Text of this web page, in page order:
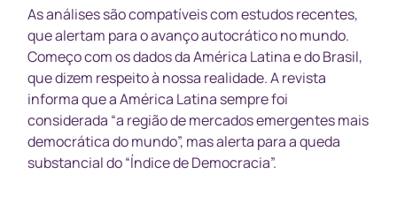
As análises são compatíveis com estudos recentes,
que alertam para o avanço autocrático no mundo.
Começo com os dados da América Latina e do Brasil,
que dizem respeito à nossa realidade. A revista
informa que a América Latina sempre foi
considerada “a região de mercados emergentes mais
democrática do mundo”, mas alerta para a queda
substancial do “Índice de Democracia”.